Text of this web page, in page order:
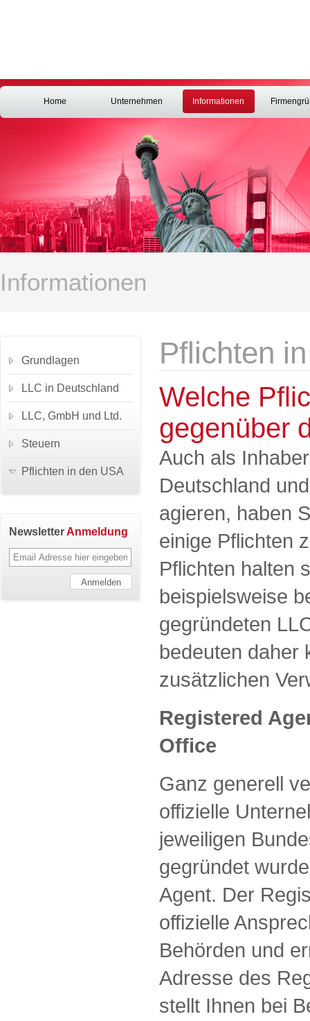
Home Unternehmen Informationen
Informationen
Pflichten
Welche
gegenüber
Auch als
Deutschland
agieren, haben
einige Pflichten
Pflichten halten
beispielsweise
gegründeten
bedeuten daher
zusätzlichen
Registered
Office
Ganz generell
offizielle
jeweiligen
gegründet
Agent. Der
offizielle
Behörden und
Adresse des
stellt Ihnen bei
Grundlagen
LLC in Deutschland
LLC, GmbH und Ltd.
Steuern
Pflichten in den USA
NewsletterAnmeldung